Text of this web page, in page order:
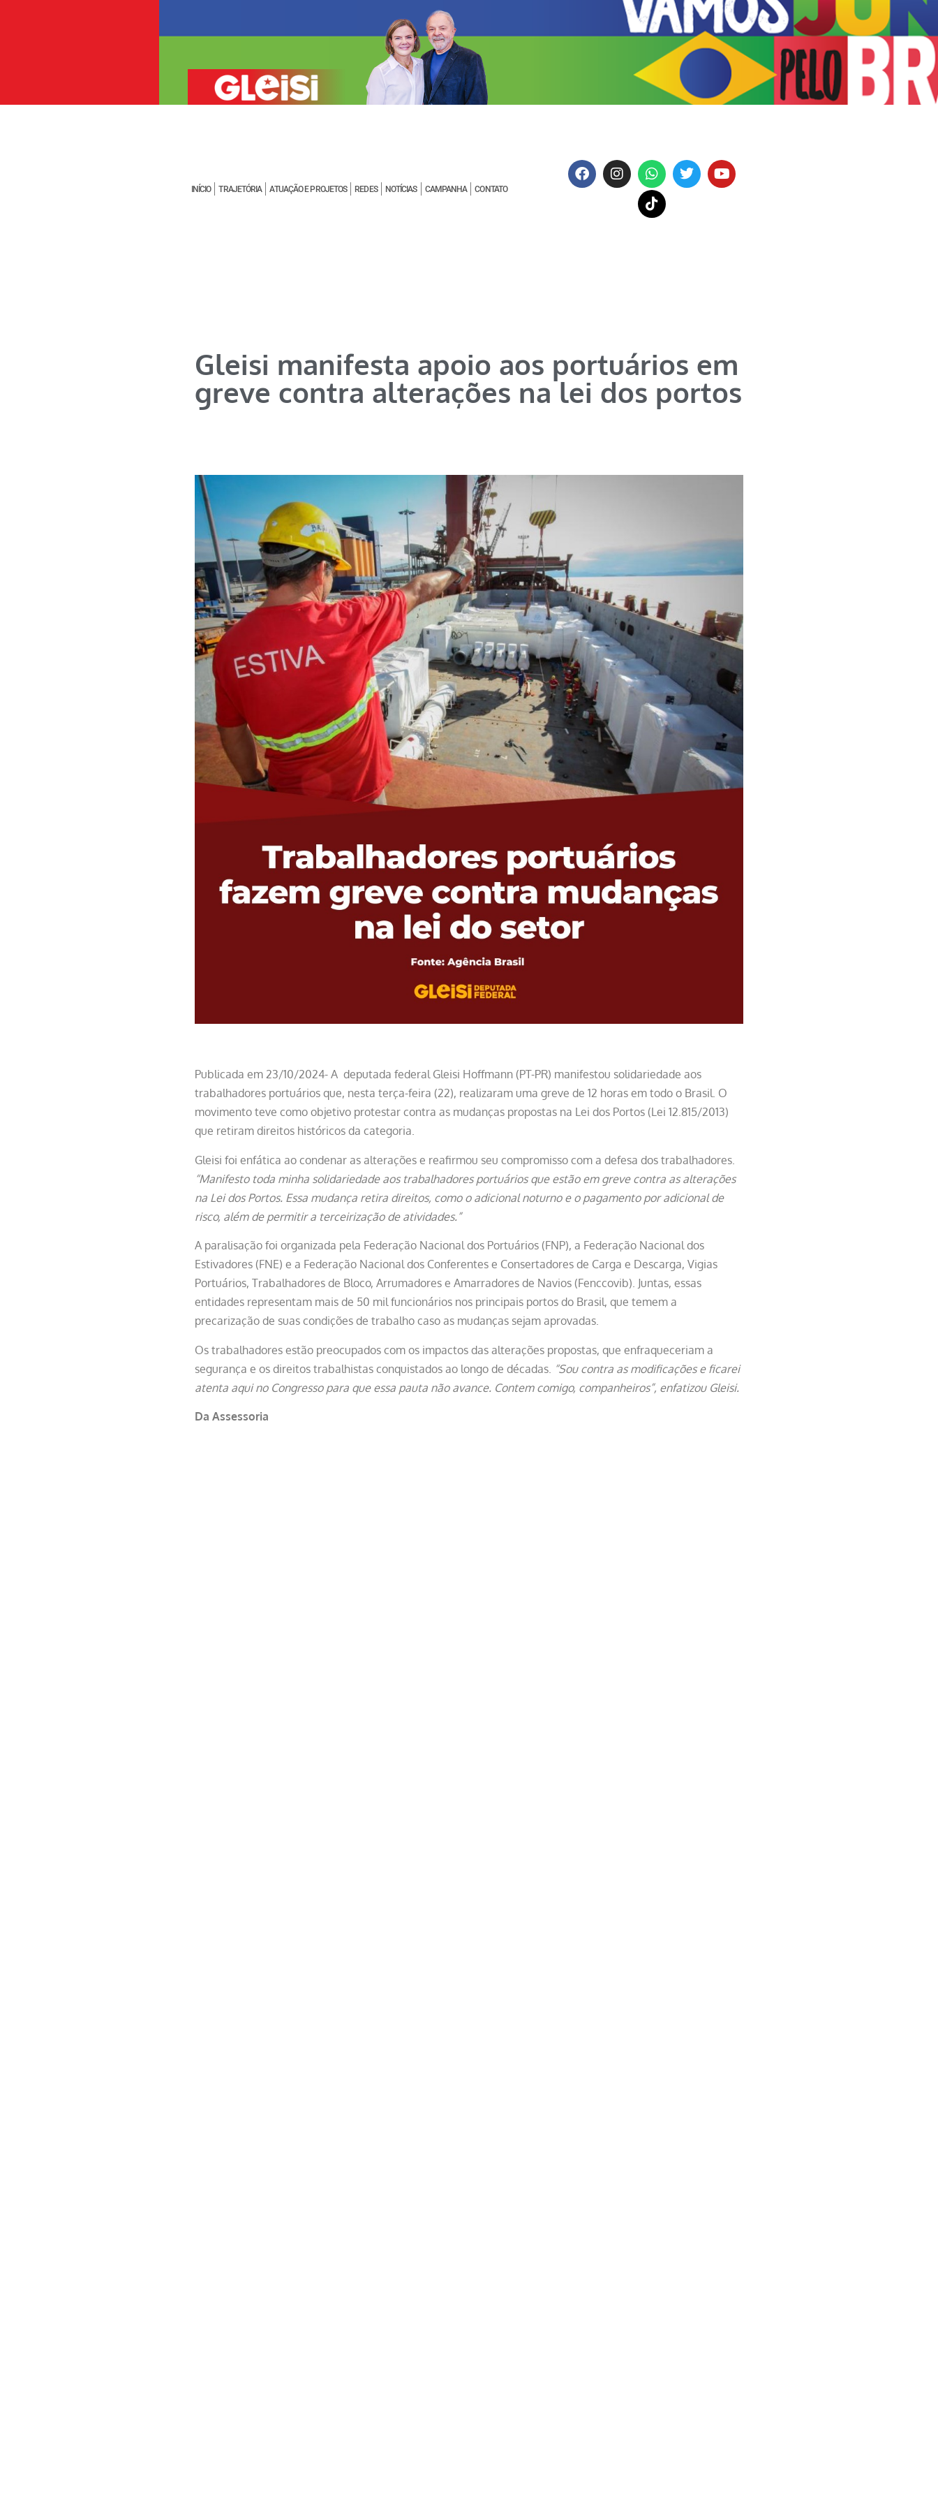
INÍCIO TRAJETÓRIA ATUAÇÃO E PROJETOS REDES NOTÍCIAS CAMPANHA CONTATO
Gleisi manifesta apoio aos portuários em
greve contra alterações na lei dos portos
Publicada em 23/10/2024- A deputada federal Gleisi Hoffmann (PT-PR) manifestou solidariedade aos
trabalhadores portuários que, nesta terça-feira (22), realizaram uma greve de 12 horas em todo o Brasil. O
movimento teve como objetivo protestar contra as mudanças propostas na Lei dos Portos (Lei 12.815/2013)
que retiram direitos históricos da categoria.
Gleisi foi enfática ao condenar as alterações e reafirmou seu compromisso com a defesa dos trabalhadores.
“Manifesto toda minha solidariedade aos trabalhadores portuários que estão em greve contra as alterações
na Lei dos Portos. Essa mudança retira direitos, como o adicional noturno e o pagamento por adicional de
risco, além de permitir a terceirização de atividades.”
A paralisação foi organizada pela Federação Nacional dos Portuários (FNP), a Federação Nacional dos
Estivadores (FNE) e a Federação Nacional dos Conferentes e Consertadores de Carga e Descarga, Vigias
Portuários, Trabalhadores de Bloco, Arrumadores e Amarradores de Navios (Fenccovib). Juntas, essas
entidades representam mais de 50 mil funcionários nos principais portos do Brasil, que temem a
precarização de suas condições de trabalho caso as mudanças sejam aprovadas.
Os trabalhadores estão preocupados com os impactos das alterações propostas, que enfraqueceriam a
segurança e os direitos trabalhistas conquistados ao longo de décadas. “Sou contra as modificações e ficarei
atenta aqui no Congresso para que essa pauta não avance. Contem comigo, companheiros”, enfatizou Gleisi.
Da Assessoria